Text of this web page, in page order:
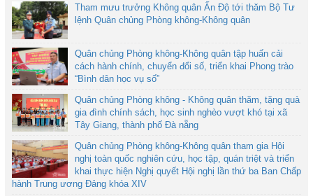
Tham mưu trưởng Không quân Ấn Độ tới thăm Bộ Tư
lệnh Quân chủng Phòng không-Không quân
Quân chủng Phòng không-Không quân tập huấn cải
cách hành chính, chuyển đổi số, triển khai Phong trào
“Bình dân học vụ số”
Quân chủng Phòng không - Không quân thăm, tặng quà
gia đình chính sách, học sinh nghèo vượt khó tại xã
Tây Giang, thành phố Đà nẵng
Quân chủng Phòng không-Không quân tham gia Hội
nghị toàn quốc nghiên cứu, học tập, quán triệt và triển
khai thực hiện Nghị quyết Hội nghị lần thứ ba Ban Chấp
hành Trung ương Đảng khóa XIV